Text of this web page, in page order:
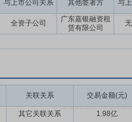
与上市公司关系 其他签署方 与
全资子公司
广东嘉银融资租
赁有限公司
关联关系 交易金额(元)
其它关联关系
1.98亿